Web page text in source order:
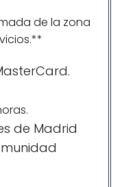
de la zona
de Madrid